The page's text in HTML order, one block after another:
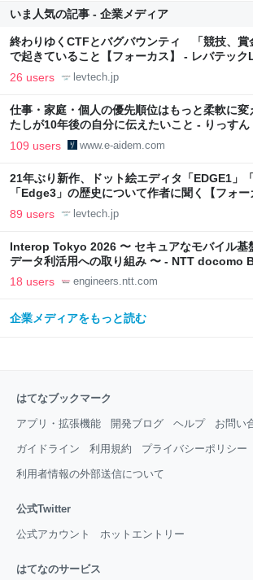
いま人気の記事 - 企業メディア
終わりゆくCTFとバグバウンティ 「競技、賞
で起きていること【フォーカス】 - レバテック
26 users levtech.jp
仕事・家庭・個人の優先順位はもっと柔軟に
たしが10年後の自分に伝えたいこと - りっす
109 users www.e-aidem.com
21年ぶり新作、ドット絵エディタ「EDGE1」「
「Edge3」の歴史について作者に聞く【フォ
LAB
89 users levtech.jp
Interop Tokyo 2026 〜 セキュアなモバイル基
データ利活用への取り組み 〜 - NTT docomo
Engineers' Blog
18 users engineers.ntt.com
企業メディアをもっと読む
はてなブックマーク
アプリ・拡張機能 開発ブログ ヘルプ お問い
ガイドライン 利用規約 プライバシーポリシー
利用者情報の外部送信について
公式Twitter
公式アカウント ホットエントリー
はてなのサービス